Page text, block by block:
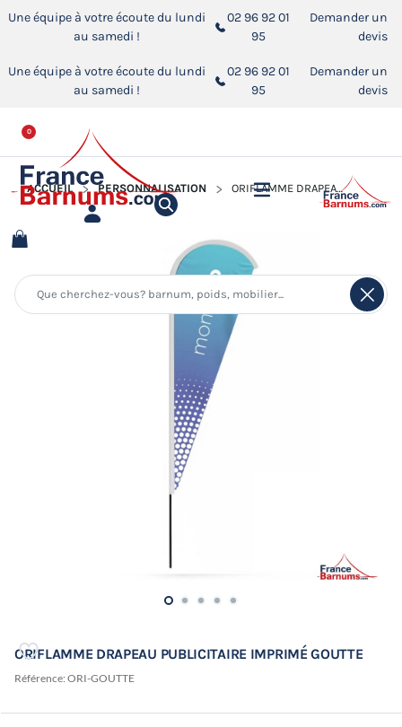
Une équipe à votre écoute du lundi
au samedi !
02 96 92 01
95
Demander un
devis
Une équipe à votre écoute du lundi
au samedi !
02 96 92 01
95
Demander un
devis
0
ACCUEIL PERSONNALISATION ORIFLAMME DRAPEAU PUBLICITAIRE IMPRIMÉ GOUTTE
ORIFLAMME DRAPEAU PUBLICITAIRE IMPRIMÉ GOUTTE
Référence: ORI-GOUTTE